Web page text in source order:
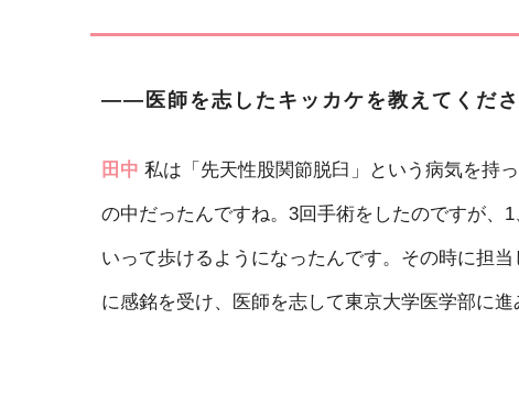
――医師を志したキッカケを教えてくださ
田中 私は「先天性股関節脱臼」という病気を持
の中だったんですね。3回手術をしたのですが、
いって歩けるようになったんです。その時に担
に感銘を受け、医師を志して東京大学医学部に進